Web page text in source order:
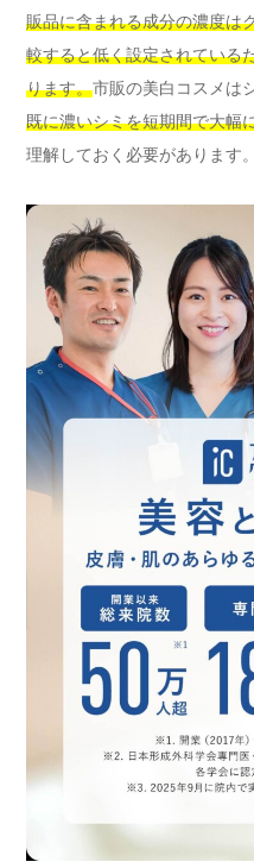
販品に含まれる成分の濃度は
較すると低く設定されている
ります。市販の美白コスメは
既に濃いシミを短期間で大幅
理解しておく必要があります。